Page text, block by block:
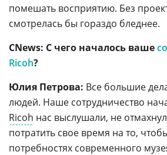
помешать восприятию. Без
смотрелась бы гораздо бледнее.
CNews: С чего началось ваше
Ricoh?
Юлия Петрова: Все большие
людей. Наше сотрудничество
Ricoh нас выслушали, не
потратить свое время на то,
потребностях современного